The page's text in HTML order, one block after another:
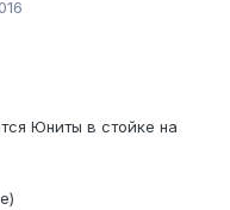
Юниты в стойке на